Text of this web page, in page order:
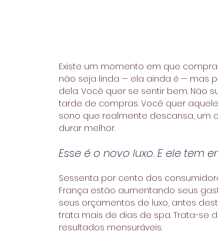
Existe um momento em que
não seja linda — ela ainda é — mas
dela. Você quer se sentir bem. Não
tarde de compras. Você quer
sono que realmente descansa, um
durar melhor.
Esse é o novo luxo. E ele tem
Sessenta por cento dos
França estão aumentando seus
seus orçamentos de luxo, antes
trata mais de dias de spa. Trata-se
resultados mensuráveis.